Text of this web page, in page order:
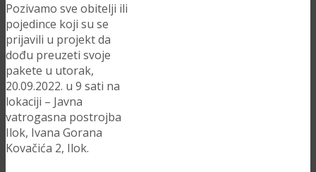
Pozivamo sve obitelji ili
pojedince koji su se
prijavili u projekt da
dođu preuzeti svoje
pakete u utorak,
20.09.2022. u 9 sati na
lokaciji – Javna
vatrogasna postrojba
Ilok, Ivana Gorana
Kovačića 2, Ilok.